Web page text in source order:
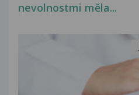
nevolnostmi měla...